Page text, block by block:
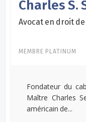
Charles S.
Avocat en droit
MEMBRE PLATINUM
Fondateur du
Maître Charles
américain de...